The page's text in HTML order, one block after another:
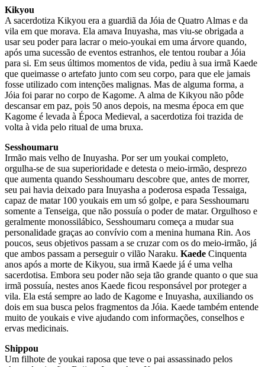
Kikyou
A sacerdotiza Kikyou era a guardiã da Jóia de Quatro Almas e da
vila em que morava. Ela amava Inuyasha, mas viu-se obrigada a
usar seu poder para lacrar o meio-youkai em uma árvore quando,
após uma sucessão de eventos estranhos, ele tentou roubar a Jóia
para si. Em seus últimos momentos de vida, pediu à sua irmã Kaede
que queimasse o artefato junto com seu corpo, para que ele jamais
fosse utilizado com intenções malignas. Mas de alguma forma, a
Jóia foi parar no corpo de Kagome. A alma de Kikyou não pôde
descansar em paz, pois 50 anos depois, na mesma época em que
Kagome é levada à Época Medieval, a sacerdotiza foi trazida de
volta à vida pelo ritual de uma bruxa.
Sesshoumaru
Irmão mais velho de Inuyasha. Por ser um youkai completo,
orgulha-se de sua superioridade e detesta o meio-irmão, desprezo
que aumenta quando Sesshoumaru descobre que, antes de morrer,
seu pai havia deixado para Inuyasha a poderosa espada Tessaiga,
capaz de matar 100 youkais em um só golpe, e para Sesshoumaru
somente a Tenseiga, que não possuía o poder de matar. Orgulhoso e
geralmente monossilábico, Sesshoumaru começa a mudar sua
personalidade graças ao convívio com a menina humana Rin. Aos
poucos, seus objetivos passam a se cruzar com os do meio-irmão, já
que ambos passam a perseguir o vilão Naraku. Kaede Cinquenta
anos após a morte de Kikyou, sua irmã Kaede já é uma velha
sacerdotisa. Embora seu poder não seja tão grande quanto o que sua
irmã possuía, nestes anos Kaede ficou responsável por proteger a
vila. Ela está sempre ao lado de Kagome e Inuyasha, auxiliando os
dois em sua busca pelos fragmentos da Jóia. Kaede também entende
muito de youkais e vive ajudando com informações, conselhos e
ervas medicinais.
Shippou
Um filhote de youkai raposa que teve o pai assassinado pelos